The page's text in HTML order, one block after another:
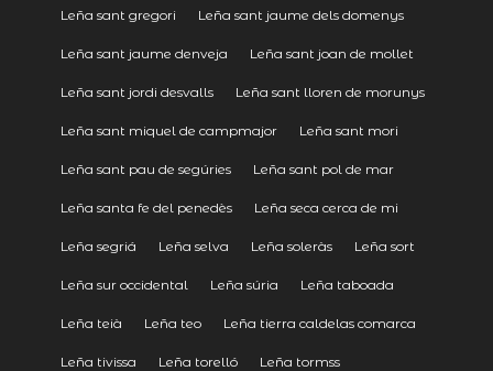
Leña sant gregori Leña sant jaume dels domenys
Leña sant jaume denveja Leña sant joan de mollet
Leña sant jordi desvalls Leña sant lloren de morunys
Leña sant miquel de campmajor Leña sant mori
Leña sant pau de segúries Leña sant pol de mar
Leña santa fe del penedès Leña seca cerca de mi
Leña segriá Leña selva Leña soleràs Leña sort
Leña sur occidental Leña súria Leña taboada
Leña teià Leña teo Leña tierra caldelas comarca
Leña tivissa Leña torelló Leña tormss